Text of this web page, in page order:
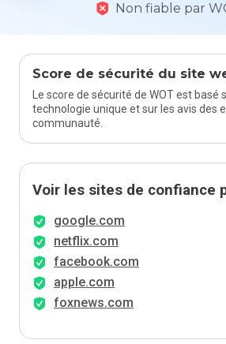
Non fiable par
Score de sécurité du site
Le score de sécurité de WOT est basé
technologie unique et sur les avis des
communauté.
Voir les sites de confiance
google.com
netflix.com
facebook.com
apple.com
foxnews.com